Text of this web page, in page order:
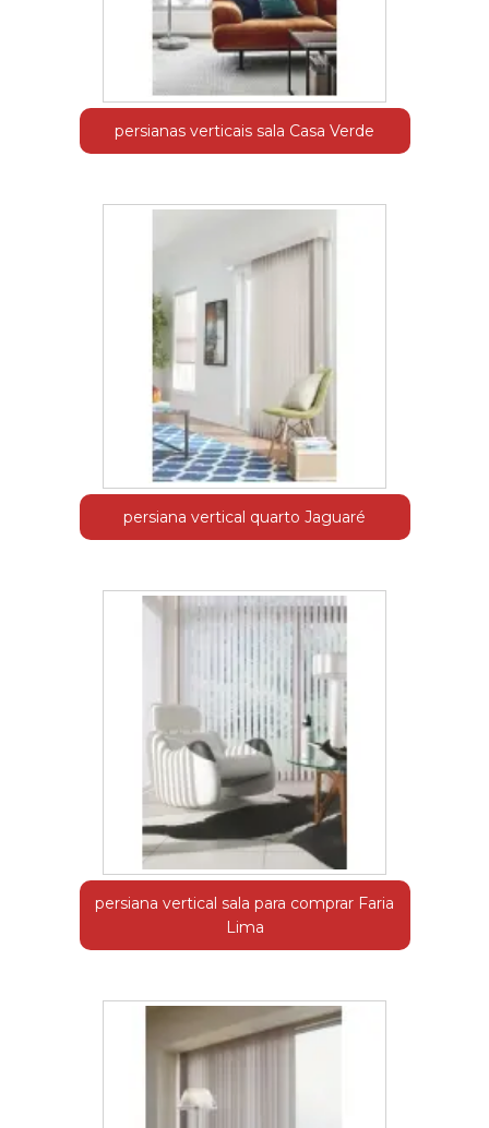
persianas verticais sala Casa Verde
persiana vertical quarto Jaguaré
persiana vertical sala para comprar Faria
Lima